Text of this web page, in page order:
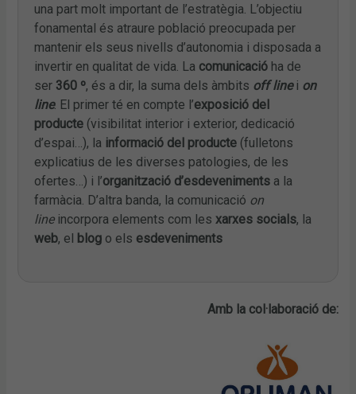
una part molt important de l’estratègia. L’objectiu
fonamental és atraure població preocupada per
mantenir els seus nivells d’autonomia i disposada a
invertir en qualitat de vida. La comunicació ha de
ser 360 º, és a dir, la suma dels àmbits off line i on
line. El primer té en compte l’exposició del
producte (visibilitat interior i exterior, dedicació
d’espai…), la informació del producte (fulletons
explicatius de les diverses patologies, de les
ofertes…) i l’organització d’esdeveniments a la
farmàcia. D’altra banda, la comunicació on
line incorpora elements com lesxarxes socials, la
web, el blog o els esdeveniments
Amb la col·laboració de: